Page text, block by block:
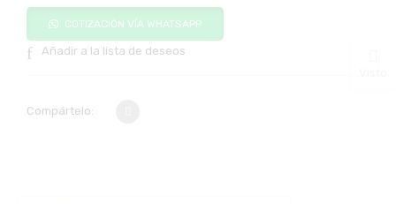
COTIZACIÓN VÍA WHATSAPP
Añadir a la lista de deseos
Compártelo: